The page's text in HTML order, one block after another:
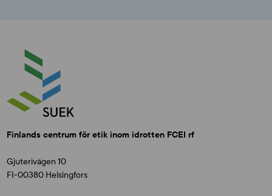
Finlands centrum för etik inom idrotten FCEI rf
Gjuterivägen 10
FI-00380 Helsingfors